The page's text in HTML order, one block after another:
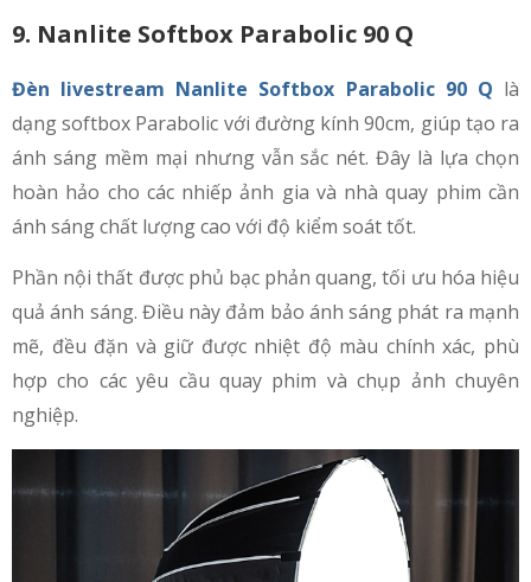
9. Nanlite Softbox Parabolic 90 Q
Đèn livestream Nanlite Softbox Parabolic 90 Q là
dạng softbox Parabolic với đường kính 90cm, giúp tạo ra
ánh sáng mềm mại nhưng vẫn sắc nét. Đây là lựa chọn
hoàn hảo cho các nhiếp ảnh gia và nhà quay phim cần
ánh sáng chất lượng cao với độ kiểm soát tốt.
Phần nội thất được phủ bạc phản quang, tối ưu hóa hiệu
quả ánh sáng. Điều này đảm bảo ánh sáng phát ra mạnh
mẽ, đều đặn và giữ được nhiệt độ màu chính xác, phù
hợp cho các yêu cầu quay phim và chụp ảnh chuyên
nghiệp.